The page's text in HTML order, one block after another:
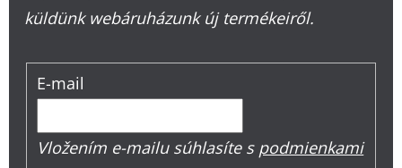
küldünk webáruházunk új termékeiről.
E-mail
Vložením e-mailu súhlasíte s podmienkami